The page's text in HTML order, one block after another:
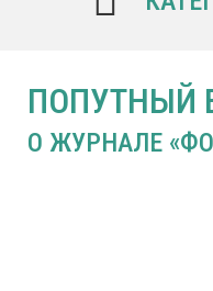
ПОПУТНЫЙ
О ЖУРНАЛЕ